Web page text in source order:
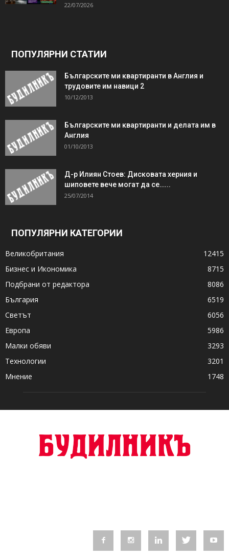
22/07/2026
ПОПУЛЯРНИ СТАТИИ
Българските ми квартиранти в Англия и
трудовите им навици 2
10/12/2013
Българските ми квартиранти и делата им в
Англия
01/10/2013
Д-р Илиян Стоев: Дисковата херния и
шиповете вече могат да се…...
25/07/2014
ПОПУЛЯРНИ КАТЕГОРИИ
Великобритания
12415
Бизнес и Икономика
8715
Подбрани от редактора
8086
България
6519
Светът
6056
Европа
5986
Малки обяви
3293
Технологии
3201
Мнение
1748